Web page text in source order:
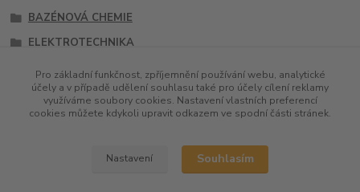
BAZÉNOVÁ CHEMIE
ELEKTROTECHNIKA
ÚDRŽBA OBĚHOVÝCH SYSTÉMŮ
Anorganické soli a oxidy
Pro základní funkčnost, zpříjemnění používání webu, analytické
účely a v případě udělení souhlasu také pro účely cílení reklamy
využíváme soubory cookies. Nastavení vlastních preferencí
cookies můžete kdykoli upravit odkazem ve spodní části stránek.
Nastavení Souhlasím